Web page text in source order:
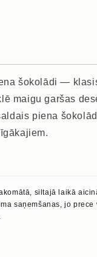
šokolādi —
maigu garšas
piena
siltajā laikā
saņemšanas, jo prece